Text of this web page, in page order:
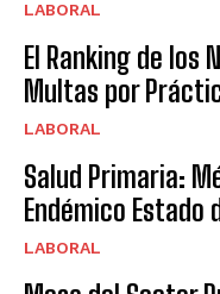
LABORAL
El Ranking de los
Multas por
LABORAL
Salud Primaria:
Endémico Estado
LABORAL